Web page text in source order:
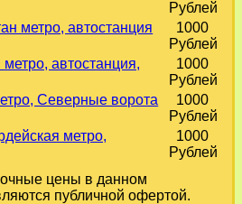
Рублей
метро, автостанция
1000
Рублей
автостанция,
1000
Рублей
Северные ворота
1000
Рублей
метро,
1000
Рублей
цены в данном
публичной офертой.